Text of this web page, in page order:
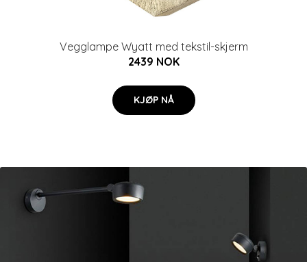
Vegglampe Wyatt med tekstil-skjerm
2439 NOK
KJØP NÅ